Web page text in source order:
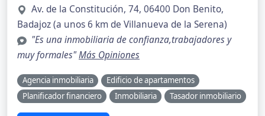
Av. de la Constitución, 74, 06400 Don Benito,
Badajoz (a unos 6 km de Villanueva de la Serena)
"Es una inmobiliaria de confianza,trabajadores y
muy formales"Más Opiniones
Agencia inmobiliaria
Edificio de apartamentos
Planificador financiero
Inmobiliaria Tasador inmobiliario